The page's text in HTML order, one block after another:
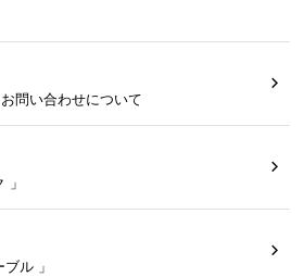
問い合わせについて
ル 」